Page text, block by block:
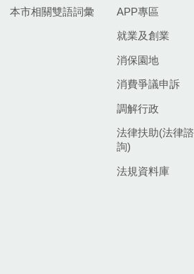
本市相關雙語詞彙 APP專區
就業及創業
消保園地
消費爭議申訴
調解行政
法律扶助(法律諮
詢)
法規資料庫